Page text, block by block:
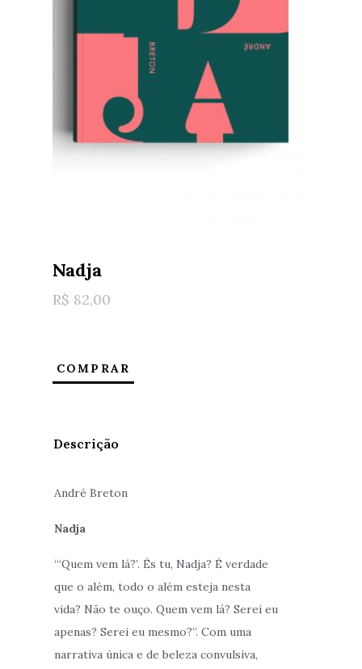
Nadja
R$ 82,00
COMPRAR
Descrição
André Breton
Nadja
“‘Quem vem lá?’. És tu, Nadja? É verdade
que o além, todo o além esteja nesta
vida? Não te ouço. Quem vem lá? Serei eu
apenas? Serei eu mesmo?”. Com uma
narrativa única e de beleza convulsiva,